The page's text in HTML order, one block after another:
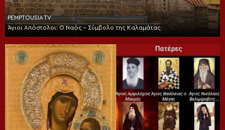
PEMPTOUSIA TV
Άγιοι Απόστολοι: Ο Ναός – Σύμβολο της Καλαμάτας